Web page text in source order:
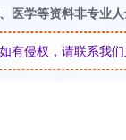
医学等资料非专业
有侵权，请联系我